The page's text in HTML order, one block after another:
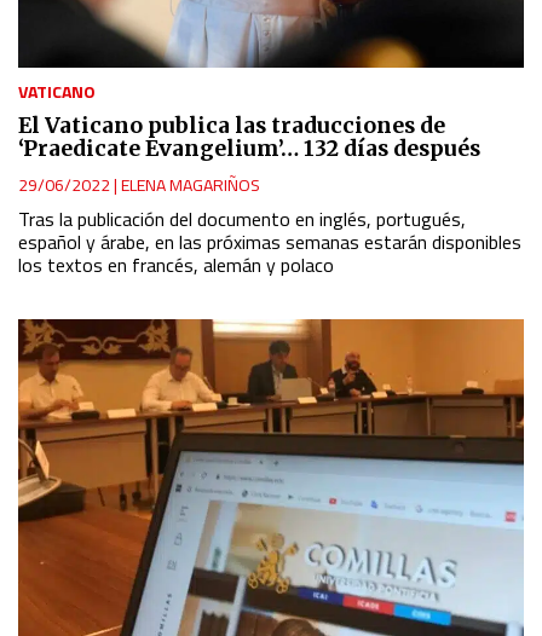
VATICANO
El Vaticano publica las traducciones de
‘Praedicate Evangelium’… 132 días después
29/06/2022|ELENA MAGARIÑOS
Tras la publicación del documento en inglés, portugués,
español y árabe, en las próximas semanas estarán disponibles
los textos en francés, alemán y polaco